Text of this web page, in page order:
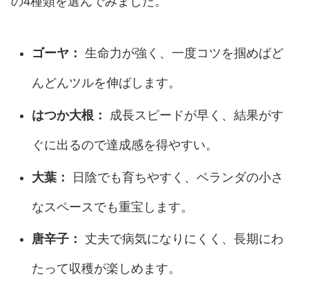
ゴーヤ： 生命力が強く、一度コツを掴めばど
んどんツルを伸ばします。
はつか大根： 成長スピードが早く、結果がす
ぐに出るので達成感を得やすい。
大葉： 日陰でも育ちやすく、ベランダの小さ
なスペースでも重宝します。
唐辛子： 丈夫で病気になりにくく、長期にわ
たって収穫が楽しめます。